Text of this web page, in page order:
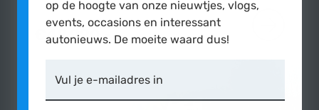
€49.990,-
op de hoogte van onze nieuwtjes, vlogs,
events, occasions en interessant
autonieuws. De moeite waard dus!
Vul je e-mailadres in